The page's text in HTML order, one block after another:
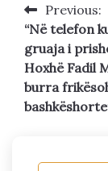
PostPrevious:
“Në telefon
gruaja i
Hoxhë Fadil
burra